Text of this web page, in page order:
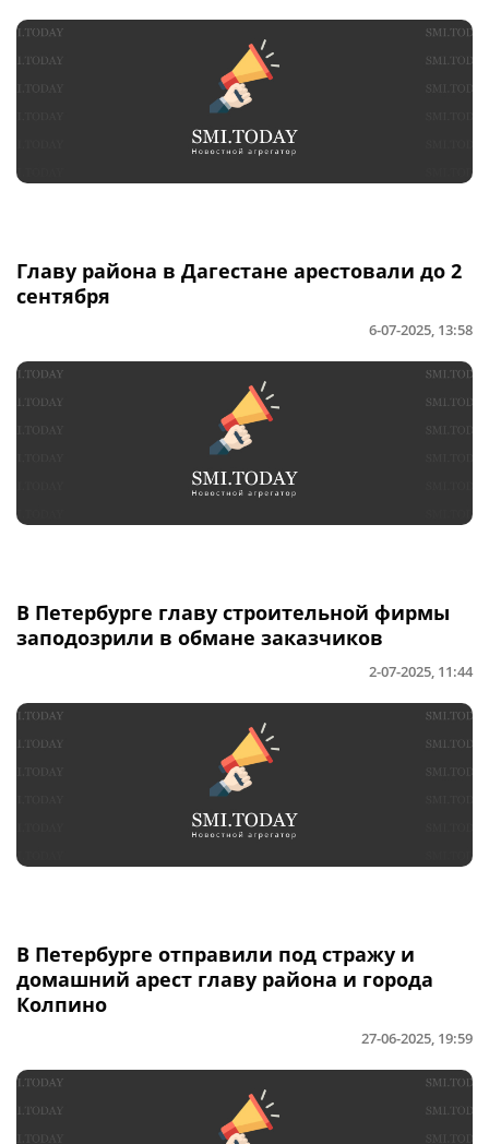
Главу района в Дагестане арестовали до 2
сентября
6-07-2025, 13:58
В Петербурге главу строительной фирмы
заподозрили в обмане заказчиков
2-07-2025, 11:44
В Петербурге отправили под стражу и
домашний арест главу района и города
Колпино
27-06-2025, 19:59